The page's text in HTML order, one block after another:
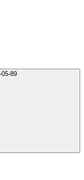
+7 (4152) 26-05-89